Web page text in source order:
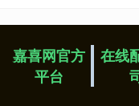
嘉喜网官方
平台
在线